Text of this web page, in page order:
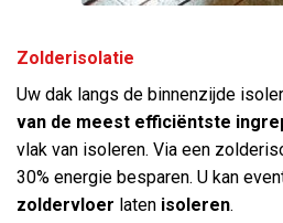
Zolderisolatie
Uw dak langs de binnenzijde
van de meest efficiëntste
vlak van isoleren. Via een
30% energie besparen. U kan
zoldervloer laten isoleren.